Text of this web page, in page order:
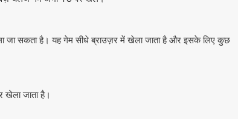
जा सकता है। यह गेम सीधे ब्राउज़र में खेला जाता है और इसके लिए कुछ
जाता है।